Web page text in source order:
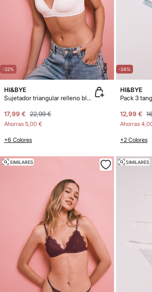
-22% NEW
HI&BYE
Sujetador triangular relleno blanco
17,99 € 22,99 €
Ahorras 5,00 €
+6 Colores
-24%
HI&BYE
Pack 3
12,99 €
Ahorras
+2 Colores
SIMILARES SIMILARES